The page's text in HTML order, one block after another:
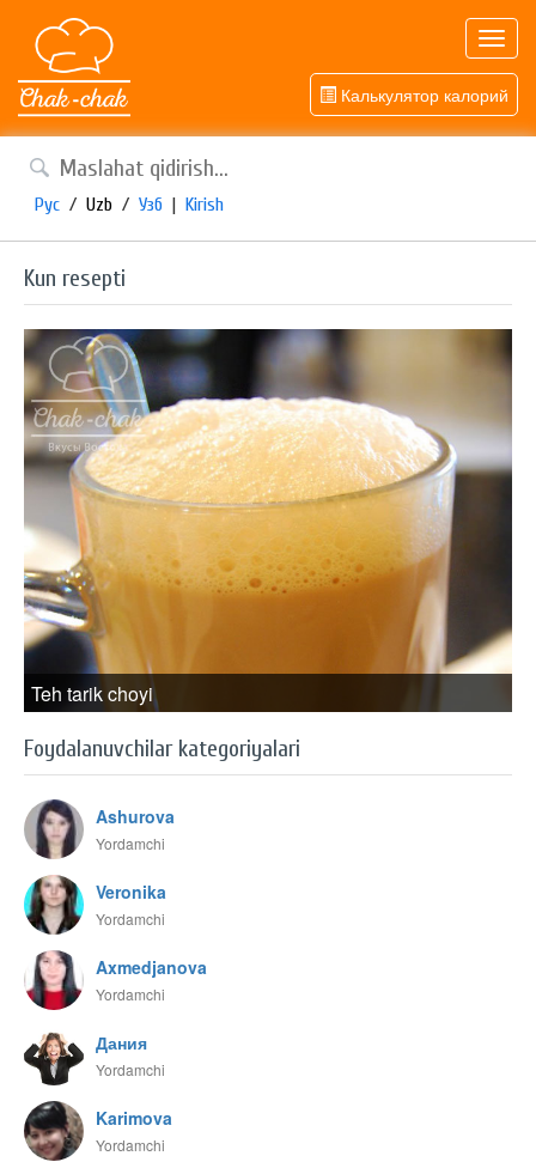
Калькулятор калорий
Рус / Uzb / Узб | Kirish
Kun resepti
Teh tarik choyi
Foydalanuvchilar kategoriyalari
Ashurova
Yordamchi
Veronika
Yordamchi
Axmedjanova
Yordamchi
Дания
Yordamchi
Karimova
Yordamchi